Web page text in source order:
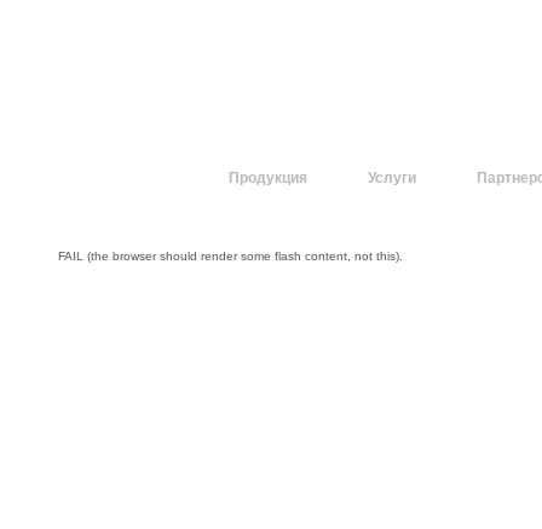
Продукция Услуги
FAIL (the browser should render some flash content, not this).